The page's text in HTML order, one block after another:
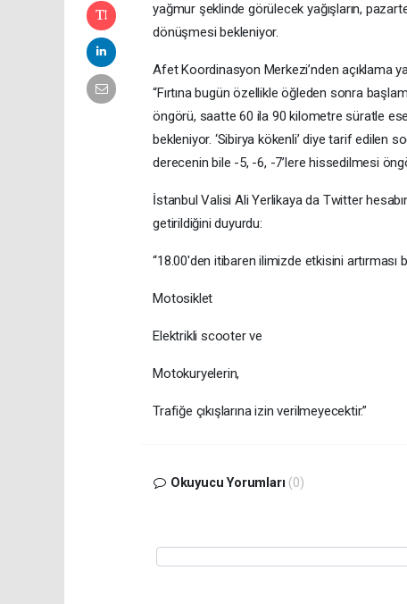
yağmur şeklinde görülecek yağışların,
dönüşmesi bekleniyor.
Afet Koordinasyon Merkezi’nden açıklama
“Fırtına bugün özellikle öğleden sonra
öngörü, saatte 60 ila 90 kilometre süratle
bekleniyor. ‘Sibirya kökenli’ diye tarif edilen
derecenin bile -5, -6, -7’lere hissedilmesi
İstanbul Valisi Ali Yerlikaya da Twitter
getirildiğini duyurdu:
“18.00'den itibaren ilimizde etkisini artırması
Motosiklet
Elektrikli scooter ve
Motokuryelerin,
Trafiğe çıkışlarına izin verilmeyecektir.”
Okuyucu Yorumları (0)